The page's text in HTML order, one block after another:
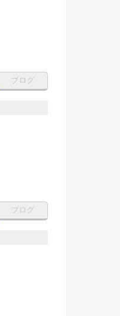
ブログ
ブログ